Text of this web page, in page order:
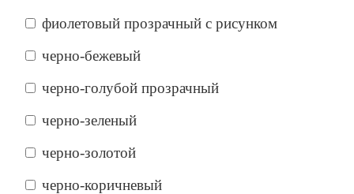
фиолетовый прозрачный с рисунком
черно-бежевый
черно-голубой прозрачный
черно-зеленый
черно-золотой
черно-коричневый